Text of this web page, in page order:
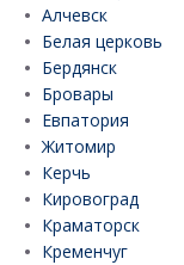
Алчевск
Белая церковь
Бердянск
Бровары
Евпатория
Житомир
Керчь
Кировоград
Краматорск
Кременчуг